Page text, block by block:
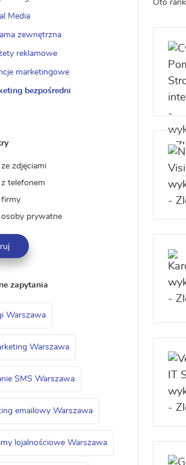
Oto
Media
zewnętrzna
reklamowe
marketingowe
bezpośredni
zdjęciami
telefonem
prywatne
zapytania
Warszawa
Warszawa
SMS Warszawa
emailowy Warszawa
lojalnościowe Warszawa